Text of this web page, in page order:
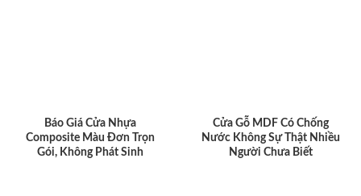
Báo Giá Cửa Nhựa
Composite Màu Đơn Trọn
Gói, Không Phát Sinh
Cửa Gỗ MDF Có Chống
Nước Không Sự Thật Nhiều
Người Chưa Biết